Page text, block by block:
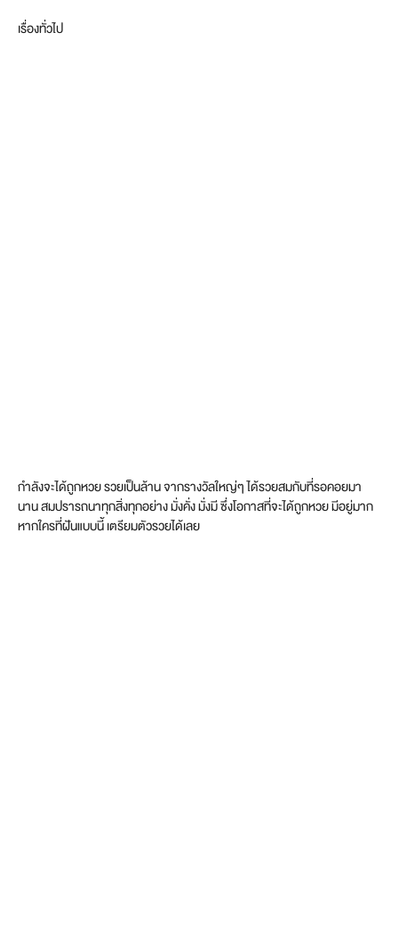
เรื่องทั่วไป
กำลังจะได้ถูกหวย รวยเป็นล้าน จากรางวัลใหญ่ๆ ได้รวยสมกับที่รอคอยมา
นาน สมปรารถนาทุกสิ่งทุกอย่าง มั่งคั่ง มั่งมี ซึ่งโอกาสที่จะได้ถูกหวย มีอยู่มาก
หากใครที่ฝันแบบนี้ เตรียมตัวรวยได้เลย